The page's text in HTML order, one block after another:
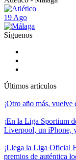
19 Ago
Síguenos
Últimos artículos
¡Otro año más,
¡En la Liga Sportium
Liverpool, un iPhone,
¡Llega la Liga Oficial
premios de auténtica